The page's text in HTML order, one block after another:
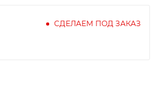
СДЕЛАЕМ ПОД ЗАКАЗ